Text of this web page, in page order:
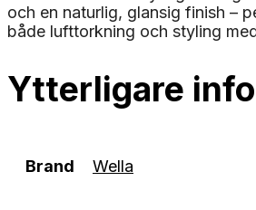
och en naturlig, glansig finish –
både lufttorkning och styling
Ytterligare
Brand Wella